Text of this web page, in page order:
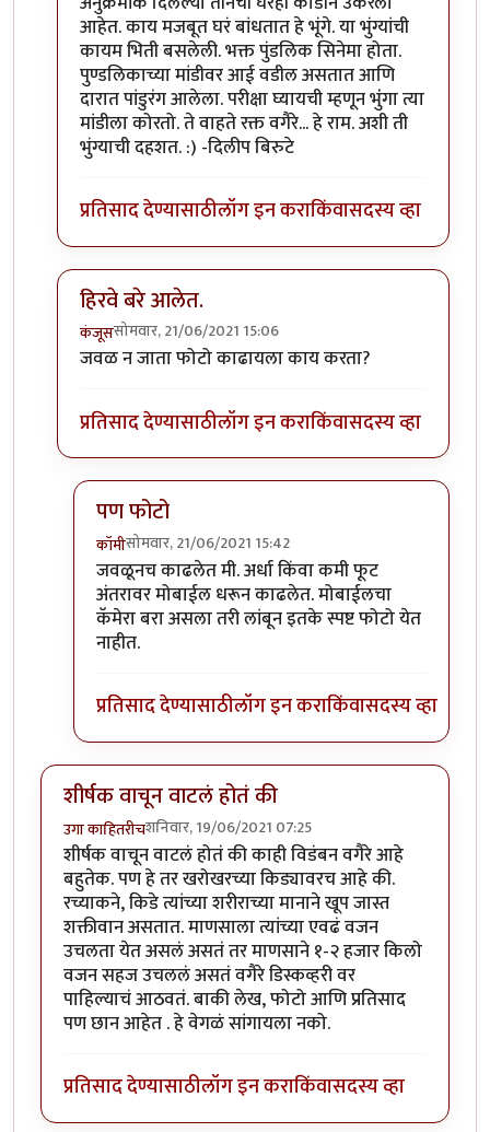
आहेत. काय मजबूत घरं बांधतात हे भूंगे. या भुंग्यांची
कायम भिती बसलेली. भक्त पुंडलिक सिनेमा होता.
पुण्डलिकाच्या मांडीवर आई वडील असतात आणि
दारात पांडुरंग आलेला. परीक्षा घ्यायची म्हणून भुंंगा त्या
मांडीला कोरतो. ते वाहते रक्त वगैरे... हे राम. अशी ती
भुंग्याची दहशत. :) -दिलीप बिरुटे
प्रतिसाद देण्यासाठीलॉग इन कराकिंवासदस्य व्हा
हिरवे बरे आलेत.
कंजूससोमवार, 21/06/2021 15:06
In reply toमाझ्या कॅमेऱ्यातले काही किडे.by
जवळ न जाता फोटो काढायला काय करता?
प्रतिसाद देण्यासाठीलॉग इन कराकिंवासदस्य व्हा
पण फोटो
कॉमीसोमवार, 21/06/2021 15:42
In reply toहिरवे बरे आलेत.byकंजूस
जवळूनच काढलेत मी. अर्धा किंवा कमी फूट
अंतरावर मोबाईल धरून काढलेत. मोबाईलचा
कॅमेरा बरा असला तरी लांबून इतके स्पष्ट फोटो येत
नाहीत.
प्रतिसाद देण्यासाठीलॉग इन कराकिंवासदस्य व्हा
शीर्षक वाचून वाटलं होतं की
उगा काहितरीचशनिवार, 19/06/2021 07:25
शीर्षक वाचून वाटलं होतं की काही विडंबन वगैरे आहे
बहुतेक. पण हे तर खरोखरच्या किड्यावरच आहे की.
रच्याकने, किडे त्यांच्या शरीराच्या मानाने खूप जास्त
शक्तीवान असतात. माणसाला त्यांच्या एवढं वजन
उचलता येत असलं असतं तर माणसाने १-२ हजार किलो
वजन सहज उचललं असतं वगैरे डिस्कव्हरी वर
पाहिल्याचं आठवतं. बाकी लेख, फोटो आणि प्रतिसाद
पण छान आहेत . हे वेगळं सांगायला नको.
प्रतिसाद देण्यासाठीलॉग इन कराकिंवासदस्य व्हा